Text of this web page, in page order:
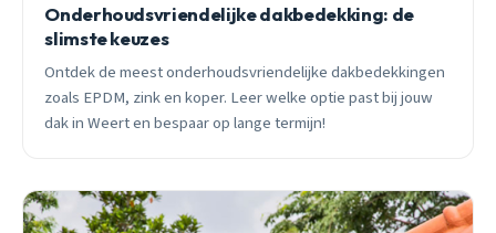
Onderhoudsvriendelijke dakbedekking: de
slimste keuzes
Ontdek de meest onderhoudsvriendelijke dakbedekkingen
zoals EPDM, zink en koper. Leer welke optie past bij jouw
dak in Weert en bespaar op lange termijn!